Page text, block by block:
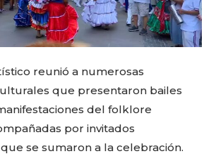
reunió a numerosas
que presentaron bailes
del folklore
por invitados
se sumaron a la celebración.